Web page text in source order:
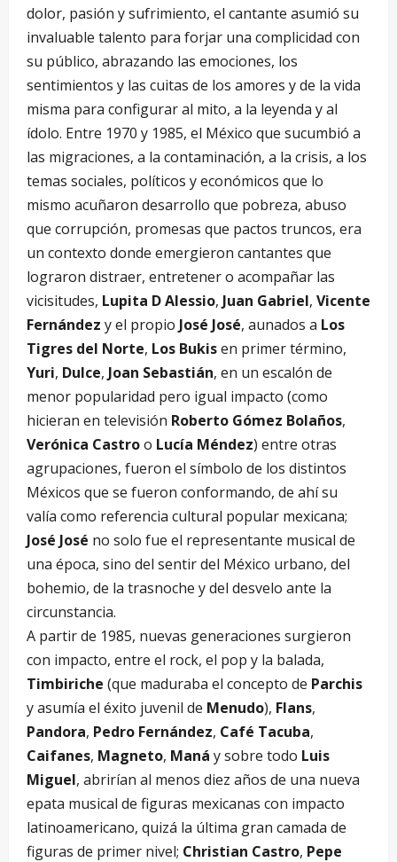
dolor, pasión y sufrimiento, el cantante asumió su
invaluable talento para forjar una complicidad con
su público, abrazando las emociones, los
sentimientos y las cuitas de los amores y de la vida
misma para configurar al mito, a la leyenda y al
ídolo. Entre 1970 y 1985, el México que sucumbió a
las migraciones, a la contaminación, a la crisis, a los
temas sociales, políticos y económicos que lo
mismo acuñaron desarrollo que pobreza, abuso
que corrupción, promesas que pactos truncos, era
un contexto donde emergieron cantantes que
lograron distraer, entretener o acompañar las
vicisitudes, Lupita D Alessio, Juan Gabriel, Vicente
Fernández y el propio José José, aunados a Los
Tigres del Norte, Los Bukisen primer término,
Yuri, Dulce, Joan Sebastián, en un escalón de
menor popularidad pero igual impacto (como
hicieran en televisión Roberto Gómez Bolaños,
Verónica Castroo Lucía Méndez) entre otras
agrupaciones, fueron el símbolo de los distintos
Méxicos que se fueron conformando, de ahí su
valía como referencia cultural popular mexicana;
José José no solo fue el representante musical de
una época, sino del sentir del México urbano, del
bohemio, de la trasnoche y del desvelo ante la
circunstancia.
A partir de 1985, nuevas generaciones surgieron
con impacto, entre el rock, el pop y la balada,
Timbiriche (que maduraba el concepto de Parchis
y asumía el éxito juvenil de Menudo), Flans,
Pandora, Pedro Fernández, Café Tacuba,
Caifanes, Magneto, Maná y sobre todo Luis
Miguel, abrirían al menos diez años de una nueva
epata musical de figuras mexicanas con impacto
latinoamericano, quizá la última gran camada de
figuras de primer nivel; Christian Castro, Pepe